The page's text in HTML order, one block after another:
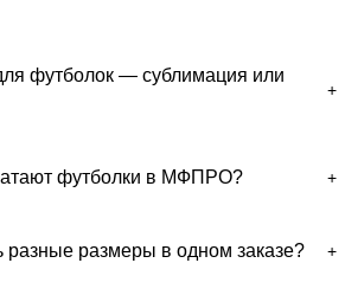
футболок — сублимация или
футболки в МФПРО?
разные размеры в одном заказе?